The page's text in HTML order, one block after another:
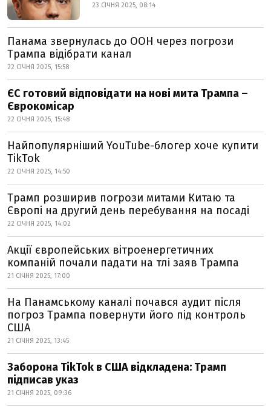
23 СІЧНЯ 2025, 08:14
Панама звернулась до ООН через погрози
Трампа відібрати канал
22 СІЧНЯ 2025, 15:58
ЄС готовий відповідати на нові мита Трампа –
Єврокомісар
22 СІЧНЯ 2025, 15:48
Найпопулярніший YouTube-блогер хоче купити
TikTok
22 СІЧНЯ 2025, 14:50
Трамп розширив погрози митами Китаю та
Європі на другий день перебування на посаді
22 СІЧНЯ 2025, 14:02
Акції європейських вітроенергетичних
компаній почали падати на тлі заяв Трампа
21 СІЧНЯ 2025, 17:00
На Панамському каналі почався аудит після
погроз Трампа повернути його під контроль
США
21 СІЧНЯ 2025, 13:45
Заборона TikTok в США відкладена: Трамп
підписав указ
21 СІЧНЯ 2025, 09:36